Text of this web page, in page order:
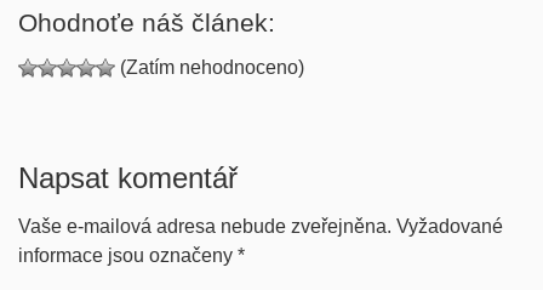
Ohodnoťe náš článek:
(Zatím nehodnoceno)
Napsat komentář
Vaše e-mailová adresa nebude zveřejněna. Vyžadované
informace jsou označeny *